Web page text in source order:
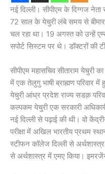
नई दिल्ली। सीपीएम के दिग्गज नेता
72 साल के येचुरी लंबे समय से
चल रहा था। 19 अगस्त को उन्हें
सपोर्ट सिस्टम पर थे। डॉक्टरों की
सीपीएम महासचिव सीताराम
में एक तेलुगु भाषी ब्राह्मण परिवार
येचुरी आंध्र प्रदेश राज्य सडक़
कल्पकम येचुरी एक सरकारी
नई दिल्ली से पढ़ाई की थी। वो
परीक्षा में अखिल भारतीय प्रथम
स्टीफन कॉलेज दिल्ली से
से अर्थशास्त्र में एमए किया।